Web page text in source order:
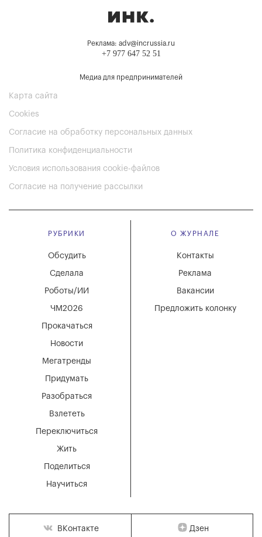
Реклама: adv@incrussia.ru
+7 977 647 52 51
Медиа для предпринимателей
Карта сайта
Cookies
Согласие на обработку персональных данных
Политика конфиденциальности
Условия использования cookie-файлов
Согласие на получение рассылки
РУБРИКИ
Мегатренды
Придумать
Разобраться
Взлететь
Новости
Переключиться
Жить
Поделиться
Научиться
Обсудить
Сделала
Роботы/ИИ
ЧМ2026
Прокачаться
О ЖУРНАЛЕ
Вакансии
Реклама
Контакты
Предложить колонку
ВКонтакте Дзен